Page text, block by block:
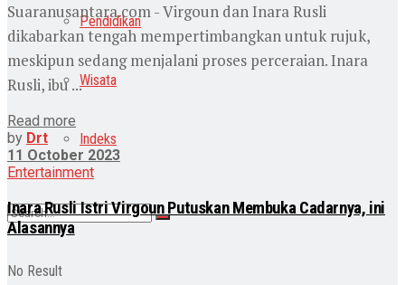
Pendidikan
Wisata
Indeks
No Result
Suaranusantara.com - Virgoun dan Inara Rusli
dikabarkan tengah mempertimbangkan untuk rujuk,
meskipun sedang menjalani proses perceraian. Inara
Rusli, ibu ...
Read more
by Drt
11 October 2023
Entertainment
Inara Rusli Istri Virgoun Putuskan Membuka Cadarnya, ini
Alasannya